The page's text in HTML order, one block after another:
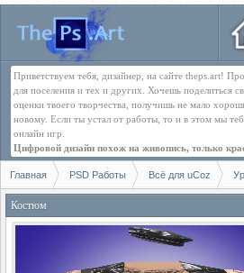
Приветствуем тебя, дизайнер, на сайте theps.art!
для поселения и тех и других. Хочешь поделиться
оценки твоего творчества, получишь не мало
новому. Если ты устал от работы, то и в этом мы
онлайн игр.
Цифровой дизайн похож на живопись, только
Главная PSD Работы Всё для uCoz
Костюм